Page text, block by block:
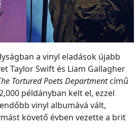
a vinyl eladások újabb
Taylor Swift és Liam Gallagher
Tortured Poets Departmentcímű
példányban kelt el, ezzel
vinyl albumává vált,
követő évben vezette a brit